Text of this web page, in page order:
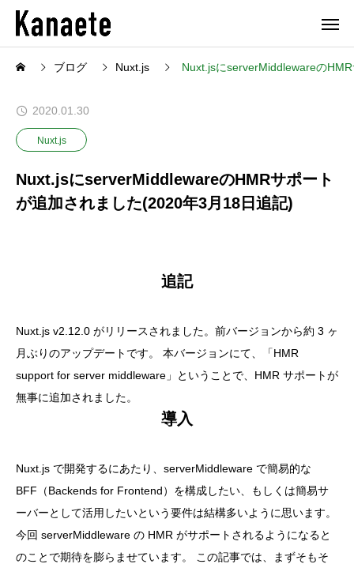
ブログ Nuxt.js Nuxt.jsにserverMiddlewareの
2020.01.30
Nuxt.js
Nuxt.jsにserverMiddlewareのHMRサポート
が追加されました(2020年3月18日追記)
追記
Nuxt.js v2.12.0 がリリースされました。前バージョンから約 3 ヶ
月ぶりのアップデートです。 本バージョンにて、「HMR
support for server middleware」ということで、HMR サポートが
無事に追加されました。
導入
Nuxt.js で開発するにあたり、serverMiddleware で簡易的な
BFF（Backends for Frontend）を構成したい、もしくは簡易サ
ーバーとして活用したいという要件は結構多いように思います。
今回 serverMiddleware の HMR がサポートされるようになると
のことで期待を膨らませています。 この記事では、まずそもそ